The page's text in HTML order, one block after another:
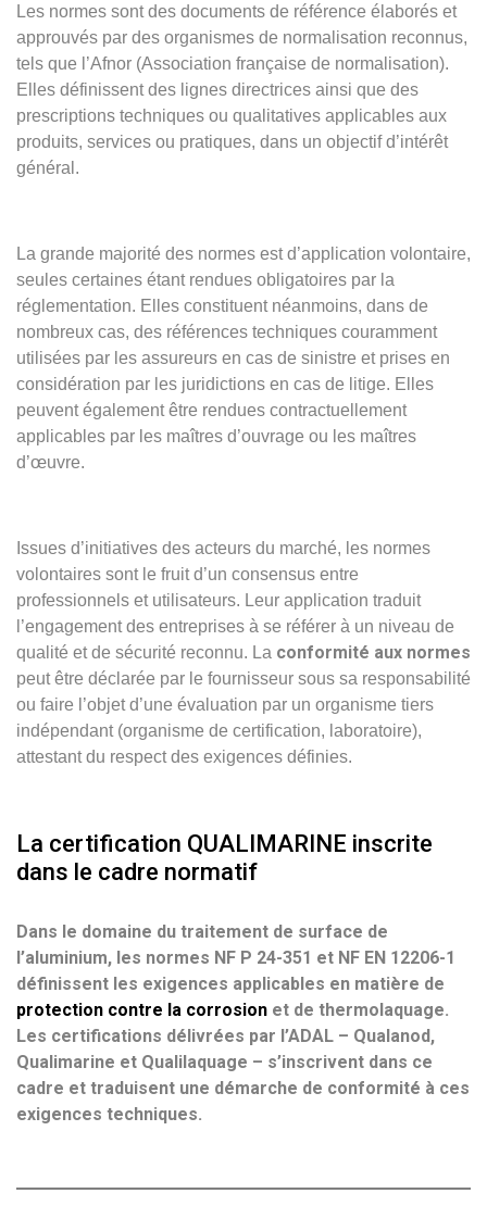
Les normes sont des documents de référence élaborés et
approuvés par des organismes de normalisation reconnus,
tels que l’Afnor (Association française de normalisation).
Elles définissent des lignes directrices ainsi que des
prescriptions techniques ou qualitatives applicables aux
produits, services ou pratiques, dans un objectif d’intérêt
général.
La grande majorité des normes est d’application volontaire,
seules certaines étant rendues obligatoires par la
réglementation. Elles constituent néanmoins, dans de
nombreux cas, des références techniques couramment
utilisées par les assureurs en cas de sinistre et prises en
considération par les juridictions en cas de litige. Elles
peuvent également être rendues contractuellement
applicables par les maîtres d’ouvrage ou les maîtres
d’œuvre.
Issues d’initiatives des acteurs du marché, les normes
volontaires sont le fruit d’un consensus entre
professionnels et utilisateurs. Leur application traduit
l’engagement des entreprises à se référer à un niveau de
qualité et de sécurité reconnu. La conformité aux normes
peut être déclarée par le fournisseur sous sa responsabilité
ou faire l’objet d’une évaluation par un organisme tiers
indépendant (organisme de certification, laboratoire),
attestant du respect des exigences définies.
La certification QUALIMARINE inscrite
dans le cadre normatif
Dans le domaine du traitement de surface de
l’aluminium, les normes NF P 24-351 et NF EN 12206-1
définissent les exigences applicables en matière de
protection contre la corrosion et de thermolaquage.
Les certifications délivrées par l’ADAL – Qualanod,
Qualimarine et Qualilaquage – s’inscrivent dans ce
cadre et traduisent une démarche de conformité à ces
exigences techniques.